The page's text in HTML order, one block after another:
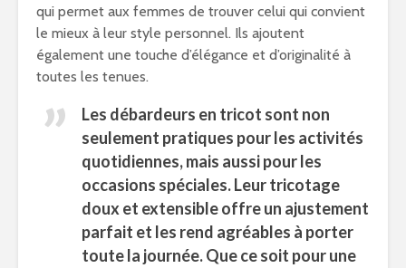
qui permet aux femmes de trouver celui qui convient
le mieux à leur style personnel. Ils ajoutent
également une touche d’élégance et d’originalité à
toutes les tenues.
Les débardeurs en tricot sont non
seulement pratiques pour les activités
quotidiennes, mais aussi pour les
occasions spéciales. Leur tricotage
doux et extensible offre un ajustement
parfait et les rend agréables à porter
toute la journée. Que ce soit pour une